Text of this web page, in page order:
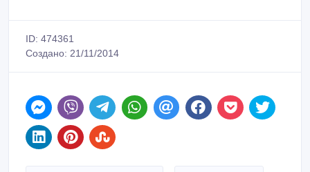
ID: 474361
Создано: 21/11/2014